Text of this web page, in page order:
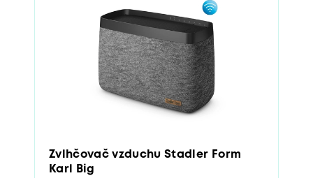
Zvlhčovač vzduchu Stadler Form
Karl Big